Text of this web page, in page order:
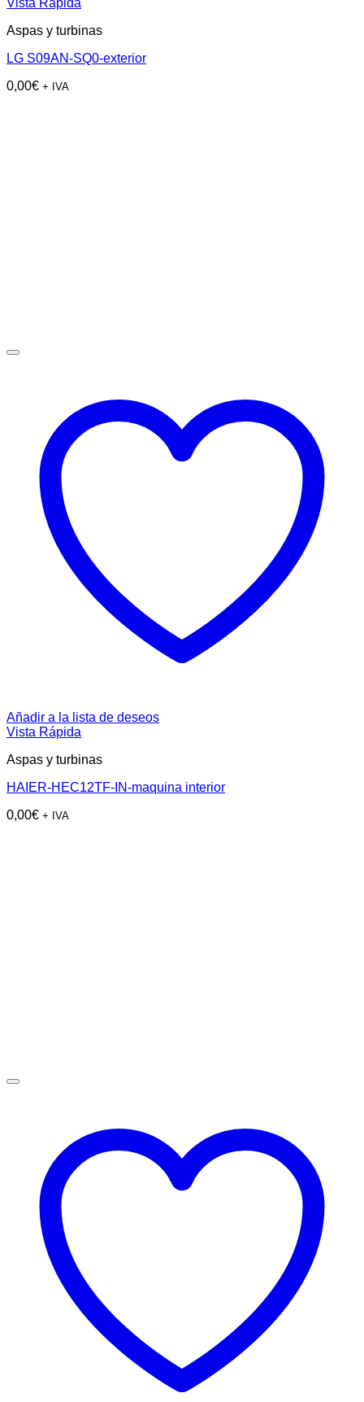
Vista Rápida
Aspas y turbinas
LG S09AN-SQ0-exterior
0,00€ + IVA
Añadir a la lista de deseos
Vista Rápida
Aspas y turbinas
HAIER-HEC12TF-IN-maquina interior
0,00€ + IVA